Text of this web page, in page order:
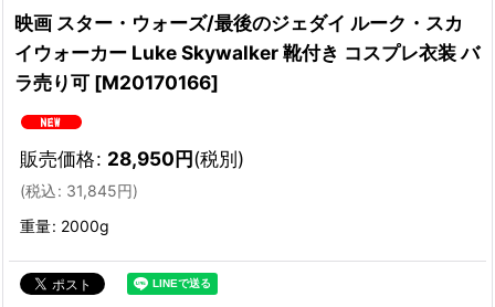
映画 スター・ウォーズ/最後のジェダイ ルーク・スカ
イウォーカー Luke Skywalker 靴付き コスプレ衣装 バ
ラ売り可 [M20170166]
販売価格: 28,950円(税別)
(税込: 31,845円)
重量: 2000g